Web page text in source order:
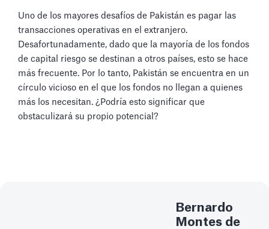
Uno de los mayores desafíos de Pakistán es pagar las
transacciones operativas en el extranjero.
Desafortunadamente, dado que la mayoría de los fondos
de capital riesgo se destinan a otros países, esto se hace
más frecuente. Por lo tanto, Pakistán se encuentra en un
círculo vicioso en el que los fondos no llegan a quienes
más los necesitan. ¿Podría esto significar que
obstaculizará su propio potencial?
Bernardo
Montes de